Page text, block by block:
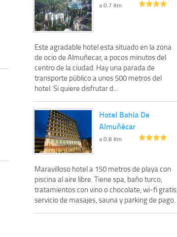
a 0.7 Km
Este agradable hotel esta situado en la zona
de ocio de Almuñecar, a pocos minutos del
centro de la ciudad. Hay una parada de
transporte público a unos 500 metros del
hotel. Si quiere disfrutar d...
Hotel Bahia De
Almuñécar
a 0.8 Km
Maravilloso hotel a 150 metros de playa con
piscina al aire libre. Tiene spa, baño turco,
tratamientos con vino o chocolate, wi-fi gratis,
servicio de masajes, sauna y parking de pago.